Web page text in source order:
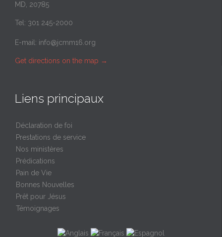
MD, 20785
Tel: 301 245-2000
E-mail: info@jcmm16.org
Get directions on the map →
Liens principaux
Déclaration de foi
Prestations de service
Nos ministères
Prédications
Pain de Vie
Bonnes Nouvelles
Prêt pour Jésus
Témoignages